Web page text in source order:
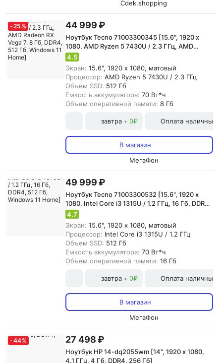
Cdek.shopping
-25 % 44 999 ₽
Ноутбук Tecno 71003300345 [15.6", 1920 x
1080, AMD Ryzen 5 7430U / 2.3 ГГц, AMD
Radeon RX Vega 7, 8 Гб, DDR4, 512 Гб,
Windows 11 Home]
4.5
Экран: 15.6", 1920 x 1080, матовый
Процессор: AMD Ryzen 5 7430U / 2.3 ГГц
Объем SSD: 512 Гб
Емкость аккумулятора: 70 Вт*ч
Объем оперативной памяти: 8 Гб
завтра • 0₽ Оплата наличными
В магазин
МегаФон
49 999 ₽
Ноутбук Tecno 71003300532 [15.6", 1920 x
1080, Intel Core i3 1315U / 1.2 ГГц, 16 Гб, DDR4,
512 Гб, Windows 11 Home]
4.7
Экран: 15.6", 1920 x 1080, матовый
Процессор: Intel Core i3 1315U / 1.2 ГГц
Объем SSD: 512 Гб
Емкость аккумулятора: 70 Вт*ч
Объем оперативной памяти: 16 Гб
завтра • 0₽ Оплата наличными
В магазин
МегаФон
-44% 27 498 ₽
Ноутбук HP 14-dq2055wm [14", 1920 x 1080,
4.1 ГГц, 4 Гб, DDR4, 256 Гб]